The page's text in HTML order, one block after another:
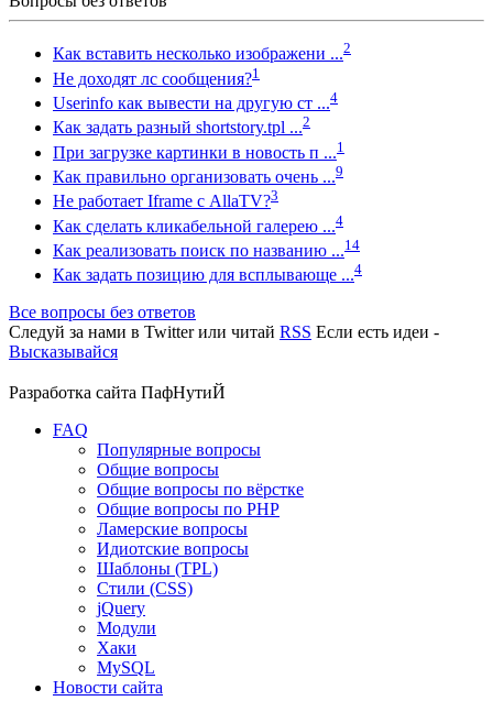
Как вставить несколько изображени ...2
Не доходят лс сообщения?1
Userinfo как вывести на другую ст ...4
Как задать разный shortstory.tpl ...2
При загрузке картинки в новость п ...1
Как правильно организовать очень ...9
Не работает Iframe с AllaTV?3
Как сделать кликабельной галерею ...4
Как реализовать поиск по названию ...14
Как задать позицию для всплывающе ...4
Все вопросы без ответов
Следуй за нами в Twitterили читай RSS Если есть идеи -
Высказывайся
Разработка сайта ПафНутиЙ
FAQ
Популярные вопросы
Общие вопросы
Общие вопросы по вёрстке
Общие вопросы по PHP
Ламерские вопросы
Идиотские вопросы
Шаблоны (TPL)
Стили (CSS)
jQuery
Модули
Хаки
MySQL
Новости сайта